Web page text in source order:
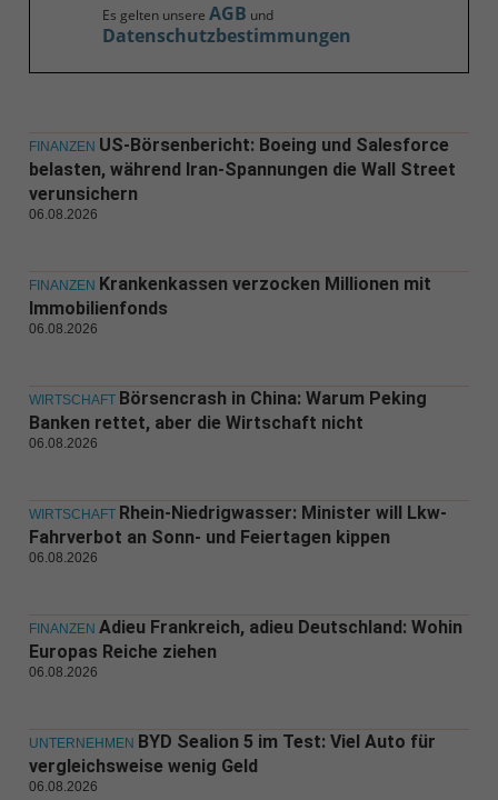
Es gelten unsere AGB und
Datenschutzbestimmungen
FINANZEN US-Börsenbericht: Boeing und Salesforce
belasten, während Iran-Spannungen die Wall Street
verunsichern
06.08.2026
FINANZEN Krankenkassen verzocken Millionen mit
Immobilienfonds
06.08.2026
WIRTSCHAFT Börsencrash in China: Warum Peking
Banken rettet, aber die Wirtschaft nicht
06.08.2026
WIRTSCHAFT Rhein-Niedrigwasser: Minister will Lkw-
Fahrverbot an Sonn- und Feiertagen kippen
06.08.2026
FINANZEN Adieu Frankreich, adieu Deutschland: Wohin
Europas Reiche ziehen
06.08.2026
UNTERNEHMEN BYD Sealion 5 im Test: Viel Auto für
vergleichsweise wenig Geld
06.08.2026